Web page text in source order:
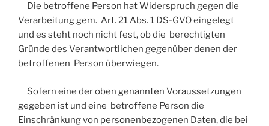
Die betroffene Person hat Widerspruch gegen die
Verarbeitung gem. Art. 21 Abs. 1 DS-GVO eingelegt
und es steht noch nicht fest, ob die berechtigten
Gründe des Verantwortlichen gegenüber denen der
betroffenen Person überwiegen.
Sofern eine der oben genannten Voraussetzungen
gegeben ist und eine betroffene Person die
Einschränkung von personenbezogenen Daten, die bei